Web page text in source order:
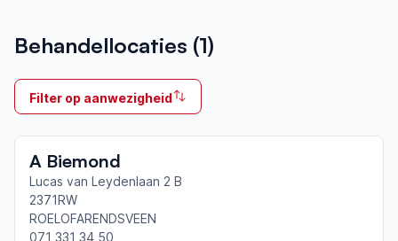
2018
Ik behandel
Op locatie & Thuis
netwerk
Leiden
Afgeronde ParkinsonNet-scholingen
Behandellocaties (1)
Filter op aanwezigheid
A Biemond
Lucas van Leydenlaan 2 B
2371RW
ROELOFARENDSVEEN
071 331 34 50